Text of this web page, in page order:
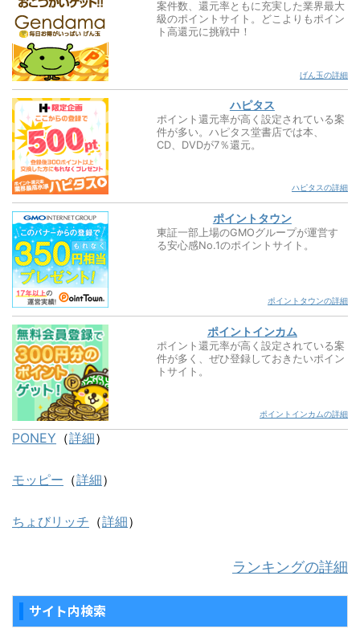
案件数、還元率ともに充実した業界最大
級のポイントサイト。どこよりもポイン
ト高還元に挑戦中！
げん玉の詳細
ハピタス
ポイント還元率が高く設定されている案
件が多い。ハピタス堂書店では本、
CD、DVDが7％還元。
ハピタスの詳細
ポイントタウン
東証一部上場のGMOグループが運営す
る安心感No.1のポイントサイト。
ポイントタウンの詳細
ポイントインカム
ポイント還元率が高く設定されている案
件が多く、ぜひ登録しておきたいポイン
トサイト。
ポイントインカムの詳細
PONEY （詳細）
モッピー （詳細）
ちょびリッチ （詳細）
ランキングの詳細
サイト内検索